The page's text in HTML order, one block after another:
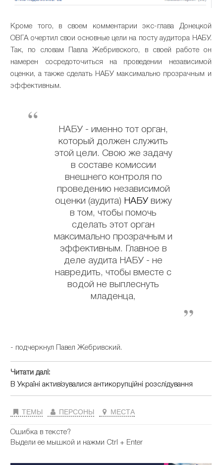
Кроме того, в своем комментарии экс-глава Донецкой
ОВГА очертил свои основные цели на посту аудитора НАБУ.
Так, по словам Павла Жебривского, в своей работе он
намерен сосредоточиться на проведении независимой
оценки, а также сделать НАБУ максимально прозрачным и
эффективным.
НАБУ - именно тот орган,
который должен служить
этой цели. Свою же задачу
в составе комиссии
внешнего контроля по
проведению независимой
оценки (аудита) НАБУ вижу
в том, чтобы помочь
сделать этот орган
максимально прозрачным и
эффективным. Главное в
деле аудита НАБУ - не
навредить, чтобы вместе с
водой не выплеснуть
младенца,
- подчеркнул Павел Жебривский.
Читати далі:
В Україні активізувалися антикорупційні розслідування
ТЕМЫ ПЕРСОНЫ МЕСТА
Ошибка в тексте?
Выдели ее мышкой и нажми Ctrl + Enter